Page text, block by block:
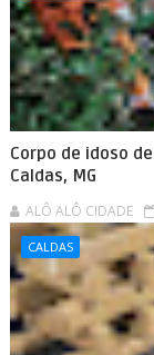
Corpo de idoso
Caldas, MG
ALÔ ALÔ CIDADE
CALDAS